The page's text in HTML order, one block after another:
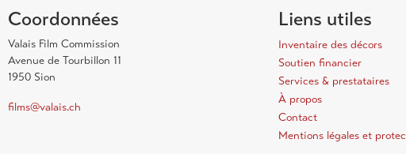
Coordonnées
Valais Film Commission
Avenue de Tourbillon 11
1950 Sion
films@valais.ch
Liens utiles
Inventaire des décors
Soutien financier
Services & prestataires
À propos
Contact
Mentions légales et